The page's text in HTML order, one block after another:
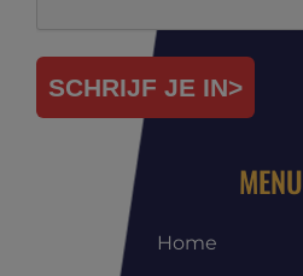
SCHRIJF JE IN>
MENU
Home